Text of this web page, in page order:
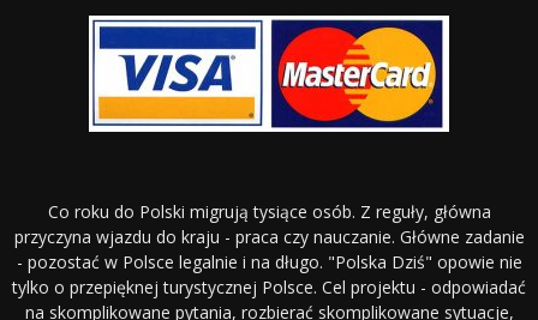
Co roku do Polski migrują tysiące osób. Z reguły, główna
przyczyna wjazdu do kraju - praca czy nauczanie. Główne zadanie
- pozostać w Polsce legalnie i na długo. "Polska Dziś" opowie nie
tylko o przepięknej turystycznej Polsce. Cel projektu - odpowiadać
na skomplikowane pytania, rozbierać skomplikowane sytuacje,